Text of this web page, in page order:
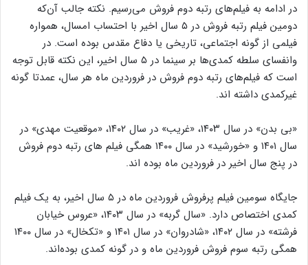
در ادامه به فیلم‌های رتبه دوم فروش می‌رسیم. نکته جالب آن‌که
دومین فیلم رتبه فروش در ۵ سال اخیر با احتساب امسال، همواره
فیلمی از گونه اجتماعی، تاریخی یا دفاع مقدس بوده است. در
وانفسای سلطه کمدی‌ها بر سینما در ۵ سال اخیر، این نکته قابل توجه
است که فیلم‌های رتبه دوم فروش در فروردین ماه هر سال، عمدتا گونه
غیرکمدی داشته اند.
«بی بدن» در سال ۱۴۰۳، «غریب» در سال ۱۴۰۲، «موقعیت مهدی» در
سال ۱۴۰۱ و «خورشید» در سال ۱۴۰۰ همگی فیلم های رتبه دوم فروش
در پنج سال اخیر در فروردین ماه بوده اند.
جایگاه سومین فیلم پرفروش فروردین ماه در ۵ سال اخیر، به یک فیلم
کمدی اختصاص دارد. «سال گربه» در سال ۱۴۰۳، «عروس خیابان
فرشته» در سال ۱۴۰۲، «شادروان» در سال ۱۴۰۱ و «تکخال» در سال ۱۴۰۰
همگی رتبه سوم فروش فروردین ماه و در گونه کمدی بوده‌اند.